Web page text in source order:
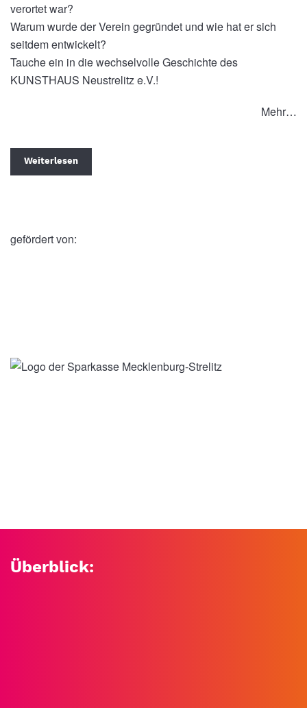
verortet war?
Warum wurde der Verein gegründet und wie hat er sich
seitdem entwickelt?
Tauche ein in die wechselvolle Geschichte des
KUNSTHAUS Neustrelitz e.V.!
Mehr…
Weiterlesen
gefördert von:
Überblick: